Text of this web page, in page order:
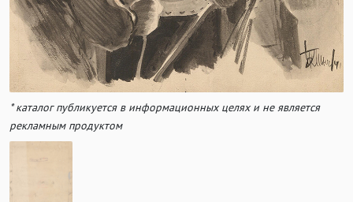
* каталог публикуется в информационных целях и не является
рекламным продуктом